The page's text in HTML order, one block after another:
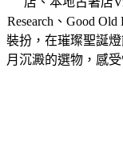
Research、Good
裝扮，在璀璨聖誕
月沉澱的選物，感